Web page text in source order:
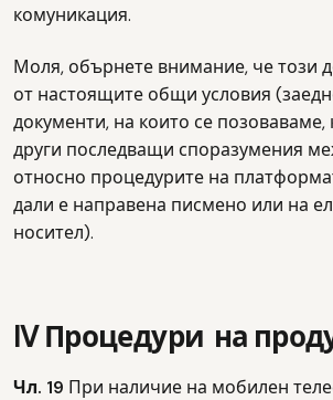
комуникация.
Моля, обърнете внимание, че този
от настоящите общи условия
документи, на които се позоваваме,
други последващи споразумения
относно процедурите на
дали е направена писмено или на
носител).
IV Процедури на
Чл. 19 При наличие на мобилен